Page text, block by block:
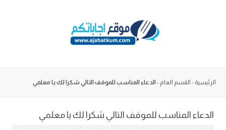
الرئيسية - القسم العام - الدعاء المناسب للموقف التالي شكرا لك يا معلمي
الدعاء المناسب للموقف التالي شكرا لك يا معلمي